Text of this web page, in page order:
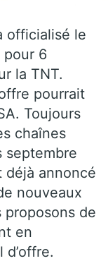
officialisé le
pour 6
la TNT.
pourrait
Toujours
chaînes
septembre
déjà annoncé
nouveaux
proposons de
en